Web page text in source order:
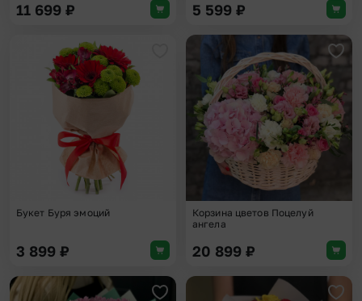
11 699 ₽ 5 599 ₽
Добавить в избранное
Букет Буря эмоций
3 899 ₽
Корзина цветов Поцелуй
ангела
20 899 ₽